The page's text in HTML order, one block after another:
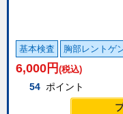
基本検査 胸部レントゲ
6,000 円 (税込)
54 ポイント